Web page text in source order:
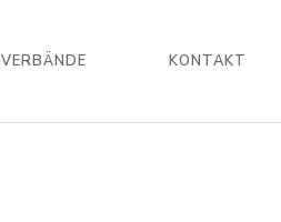
VERBÄNDE KONTAKT